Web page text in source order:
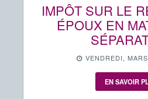
IMPÔT SUR LE
ÉPOUX EN
VENDREDI,
EN SAVOIR